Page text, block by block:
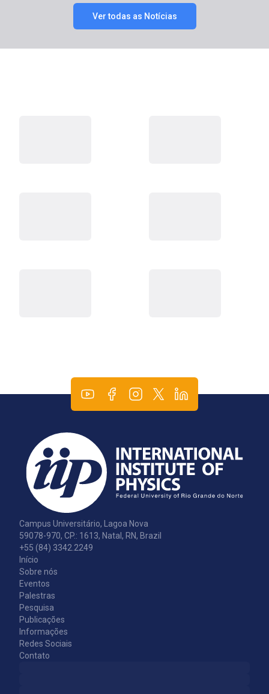
Ver todas as Notícias
Campus Universitário, Lagoa Nova
59078-970, CP.: 1613, Natal, RN, Brazil
+55 (84) 3342.2249
Início
Sobre nós
Eventos
Palestras
Pesquisa
Publicações
Informações
Redes Sociais
Contato